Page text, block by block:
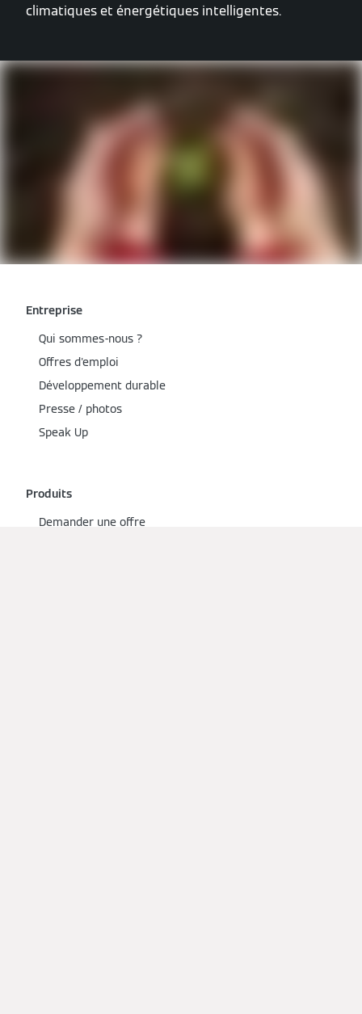
climatiques et énergétiques intelligentes.
Entreprise
Qui sommes-nous ?
Offres d'emploi
Développement durable
Presse / photos
Speak Up
Produits
Demander une offre